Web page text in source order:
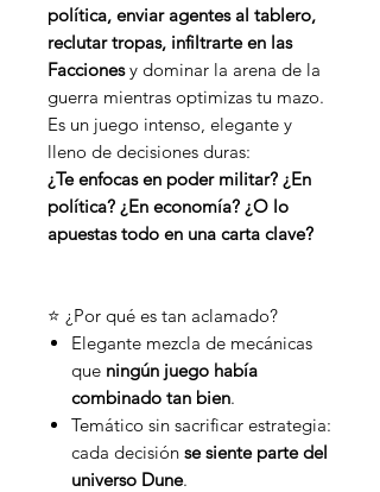
política, enviar agentes al tablero,
reclutar tropas, infiltrarte en las
Faccionesy dominar la arena de la
guerra mientras optimizas tu mazo.
Es un juego intenso, elegante y
lleno de decisiones duras:
¿Te enfocas en poder militar? ¿En
política? ¿En economía? ¿O lo
apuestas todo en una carta clave?
⭐ ¿Por qué es tan aclamado?
Elegante mezcla de mecánicas
que ningún juego había
combinado tan bien.
Temático sin sacrificar estrategia:
cada decisión se siente parte del
universo Dune.